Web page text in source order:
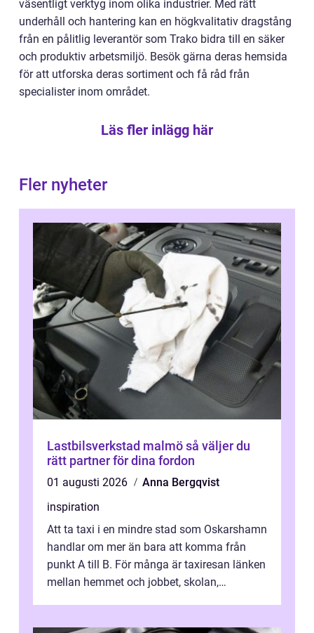
väsentligt verktyg inom olika industrier. Med rätt
underhåll och hantering kan en högkvalitativ dragstång
från en pålitlig leverantör som Trako bidra till en säker
och produktiv arbetsmiljö. Besök gärna deras hemsida
för att utforska deras sortiment och få råd från
specialister inom området.
Läs fler inlägg här
Fler nyheter
Lastbilsverkstad malmö så väljer du
rätt partner för dina fordon
01 augusti 2026
Anna Bergqvist
inspiration
Att ta taxi i en mindre stad som Oskarshamn
handlar om mer än bara att komma från
punkt A till B. För många är taxiresan länken
mellan hemmet och jobbet, skolan,